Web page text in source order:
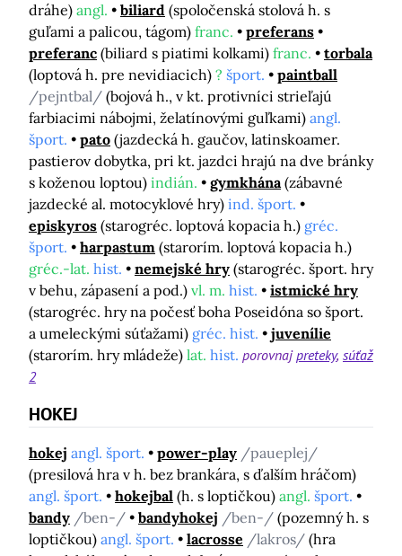
dráhe) angl. biliard (spoločenská stolová h. s
guľami a palicou, tágom) franc.
preferans
preferanc (biliard s piatimi kolkami) franc.
torbala
(loptová h. pre nevidiacich) ? šport.
paintball
/pejntbal/ (bojová h., v kt. protivníci strieľajú
farbiacimi nábojmi, želatínovými guľkami) angl.
šport.
pato (jazdecká h. gaučov, latinskoamer.
pastierov dobytka, pri kt. jazdci hrajú na dve bránky
s koženou loptou) indián. gymkhána (zábavné
jazdecké al. motocyklové hry) ind. šport.
episkyros (starogréc. loptová kopacia h.) gréc.
šport.
harpastum (starorím. loptová kopacia h.)
gréc.-lat. hist. nemejské hry (starogréc. šport. hry
v behu, zápasení a pod.) vl. m. hist.
istmické hry
(starogréc. hry na počesť boha Poseidóna so šport.
a umeleckými súťažami) gréc. hist.
juvenílie
(starorím. hry mládeže) lat. hist. porovnajpreteky súťaž
2
HOKEJ
hokej angl. šport. power-play /paueplej/
(presilová hra v h. bez brankára, s ďalším hráčom)
angl. šport.
hokejbal (h. s loptičkou) angl. šport.
bandy /ben-/ bandyhokej /ben-/ (pozemný h. s
loptičkou) angl. šport. lacrosse /lakros/ (hra